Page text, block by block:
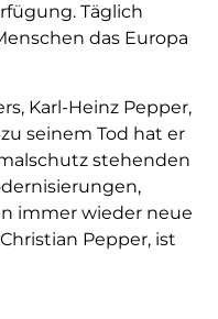
Täglich
das Europa
Karl-Heinz Pepper,
seinem Tod hat er
stehenden
immer wieder neue
Pepper, ist